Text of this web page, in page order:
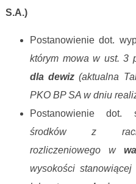
S.A.)
Postanowienie dot.
którym mowa w ust. 3
dla dewiz(aktualna
PKO BP SA w dniu
Postanowienie dot.
środków z
rozliczeniowego w
wysokości stanowiącej